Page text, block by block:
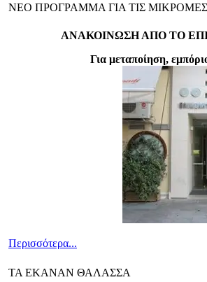
ΝΕΟ ΠΡΟΓΡΑΜΜΑ ΓΙΑ ΤΙΣ
ΑΝΑΚΟΙΝΩΣΗ ΑΠΟ ΤΟ
Για μεταποίηση,
Περισσότερα...
ΤΑ ΕΚΑΝΑΝ ΘΑΛΑΣΣΑ